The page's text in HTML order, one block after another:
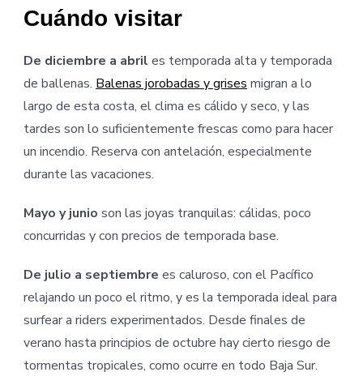
Cuándo visitar
De diciembre a abril es temporada alta y temporada
de ballenas. Balenas jorobadas y grises migran a lo
largo de esta costa, el clima es cálido y seco, y las
tardes son lo suficientemente frescas como para hacer
un incendio. Reserva con antelación, especialmente
durante las vacaciones.
Mayo y junio son las joyas tranquilas: cálidas, poco
concurridas y con precios de temporada base.
De julio a septiembre es caluroso, con el Pacífico
relajando un poco el ritmo, y es la temporada ideal para
surfear a riders experimentados. Desde finales de
verano hasta principios de octubre hay cierto riesgo de
tormentas tropicales, como ocurre en todo Baja Sur.